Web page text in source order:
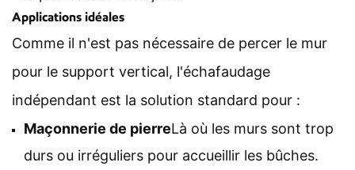
Applications idéales
Comme il n'est pas nécessaire de percer le mur
pour le support vertical, l'échafaudage
indépendant est la solution standard pour :
Maçonnerie de pierreLà où les murs sont trop
durs ou irréguliers pour accueillir les bûches.